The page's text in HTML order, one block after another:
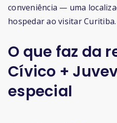
conveniência — uma
hospedar ao visitar Curitiba.
O que faz da
Cívico +
especial